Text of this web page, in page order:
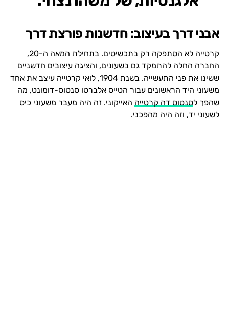
אבני דרך בעיצוב: חדשנות פורצת דרך
קרטייה לא הסתפקה רק בתכשיטים. בתחילת המאה ה-20,
החברה החלה להתמקד גם בשעונים, והציגה עיצובים חדשניים
ששינו את פני התעשייה. בשנת 1904, לואי קרטייה עיצב את אחד
משעוני היד הראשונים עבור הטייס אלברטו סנטוס-דומונט, מה
שהפך לסנטוס דה קרטייה האייקוני. זה היה מעבר משעוני כיס
לשעוני יד, וזה היה מהפכני.